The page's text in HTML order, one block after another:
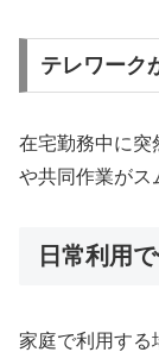
テレワーク
在宅勤務中に突
や共同作業がス
日常利用
家庭で利用する